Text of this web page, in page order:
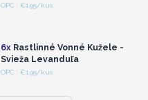
OPC : €1.95/kusPrihláste sa alebo
6xRastlinné Vonné Kužele -
Svieža Levanduľa
OPC : €1.95/kus